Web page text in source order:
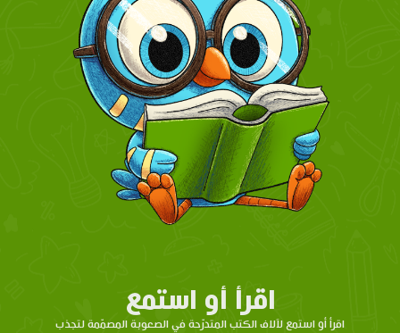
اقرأ أو استمع
اقرأ أو استمع لآلاف الكتب المتدرّحة في الصعوبة المصمّمة لتجذب